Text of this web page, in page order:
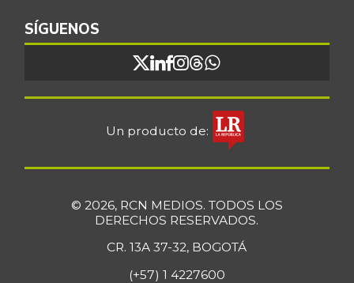
SÍGUENOS
Un producto de:
© 2026, RCN MEDIOS. TODOS LOS
DERECHOS RESERVADOS.
CR. 13A 37-32, BOGOTÁ
(+57) 1 4227600